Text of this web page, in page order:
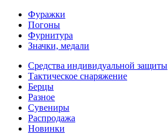
Фуражки
Погоны
Фурнитура
Значки, медали
Средства индивидуальной защиты
Тактическое снаряжение
Берцы
Разное
Сувениры
Распродажа
Новинки